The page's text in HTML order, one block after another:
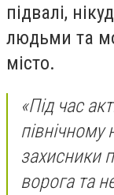
підвалі,
людьми та
місто.
«Під час
північному
захисники
ворога та